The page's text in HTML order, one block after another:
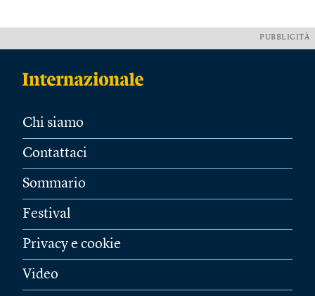
PUBBLICITÀ
Chi siamo
Contattaci
Sommario
Festival
Privacy e cookie
Video